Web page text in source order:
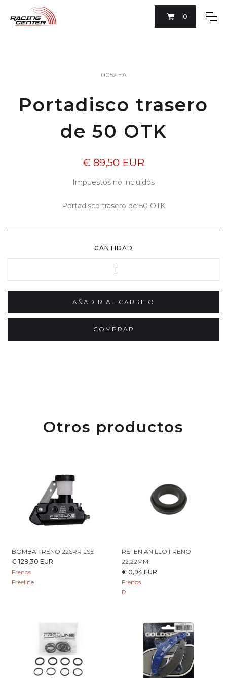
0
0052.EA
Portadisco trasero
de 50 OTK
€ 89,50 EUR
Impuestos no incluidos
Portadisco trasero de 50 OTK
CANTIDAD
COMPRAR
Otros productos
BOMBA FRENO 22SRR LSE
€ 128,30 EUR
Frenos
Freeline
RETÉN ANILLO FRENO
22,22MM
€ 0,94 EUR
Frenos
R